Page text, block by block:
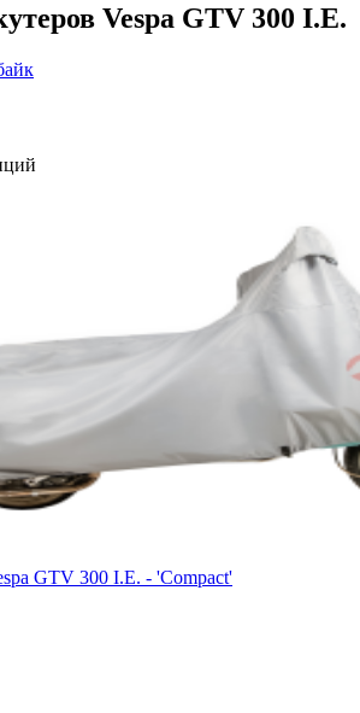
Vespa GTV 300 I.E.
GTV 300 I.E. - 'Compact'